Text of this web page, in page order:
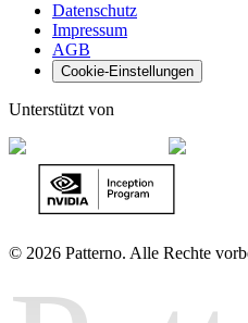
Datenschutz
Impressum
AGB
Cookie-Einstellungen
Unterstützt von
© 2026 Patterno. Alle Rechte